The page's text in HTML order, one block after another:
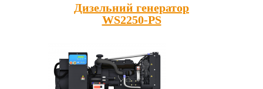
Дизельний генератор
WS2250-PS